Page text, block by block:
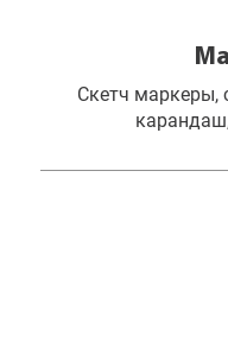
Скетч маркеры,